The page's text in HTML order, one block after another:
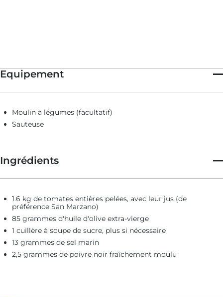
Equipement
Moulin à légumes (facultatif)
Sauteuse
Ingrédients
1.6 kg de tomates entières pelées, avec leur jus (de
préférence San Marzano)
85 grammes d'huile d'olive extra-vierge
1 cuillère à soupe de sucre, plus si nécessaire
13 grammes de sel marin
2,5 grammes de poivre noir fraîchement moulu